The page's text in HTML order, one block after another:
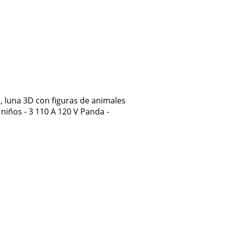
luna 3D con figuras de animales
- 3 110 A 120 V Panda -